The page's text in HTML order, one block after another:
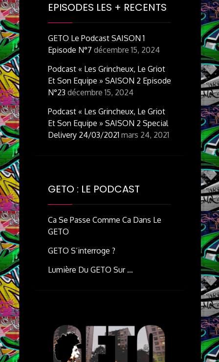
EPISODES LES + RECENTS
GETO Le Podcast SAISON 1
Episode N°7 décembre 15, 2024
Podcast « Les Grincheux, Le Griot
Et Son Equipe » SAISON 2 Episode
N°23 décembre 15, 2024
Podcast « Les Grincheux, Le Griot
Et Son Equipe » SAISON 2 Special
Delivery 24/03/2021 mars 24, 2021
GETO : LE PODCAST
Ca Se Passe Comme Ca Dans Le
GETO
GETO S’interroge ?
Lumière Du GETO Sur …